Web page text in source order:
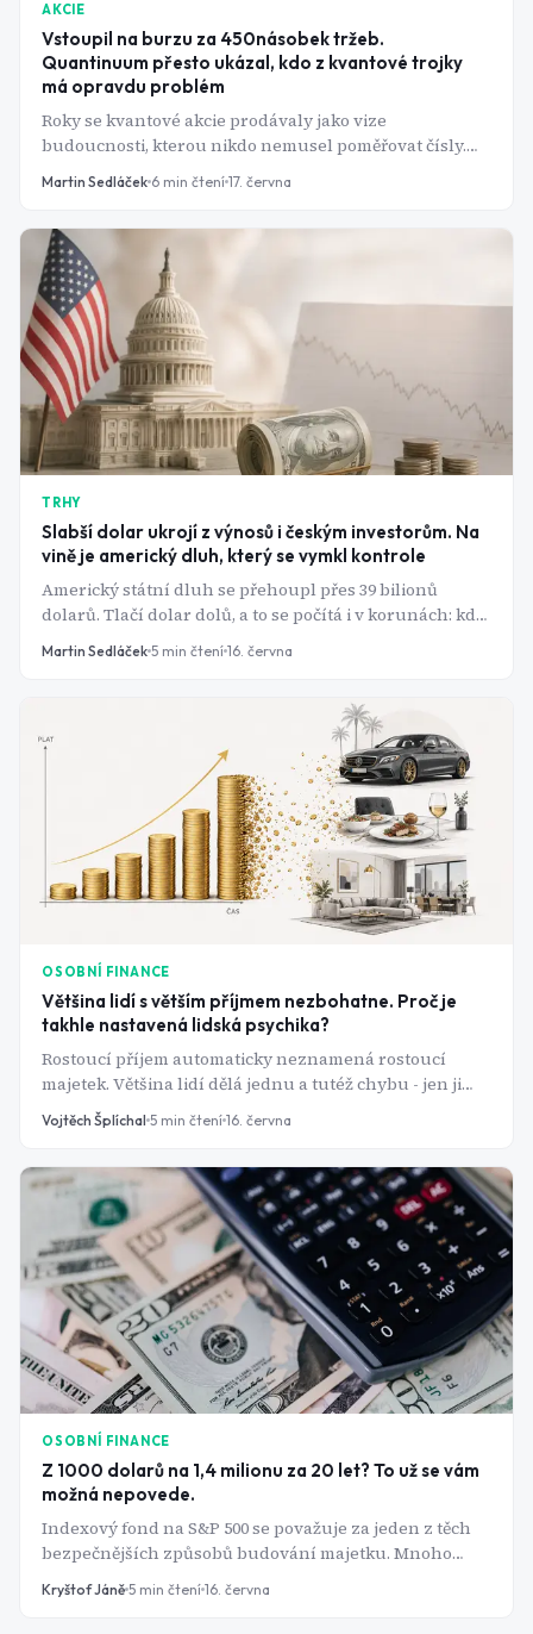
AKCIE
Vstoupil na burzu za 450násobek tržeb.
Quantinuum přesto ukázal, kdo z kvantové trojky
má opravdu problém
Roky se kvantové akcie prodávaly jako vize
budoucnosti, kterou nikdo nemusel poměřovat čísly.
Příchod Quantinuumu na Nasdaq to změnil.
Martin Sedláček 6 min čtení 17. června
TRHY
Slabší dolar ukrojí z výnosů i českým investorům. Na
vině je americký dluh, který se vymkl kontrole
Americký státní dluh se přehoupl přes 39 bilionů
dolarů. Tlačí dolar dolů, a to se počítá i v korunách: kdo
drží americké akcie nebo S&P 500 ETF, může i při
Martin Sedláček 5 min čtení 16. června
OSOBNÍ FINANCE
Většina lidí s větším příjmem nezbohatne. Proč je
takhle nastavená lidská psychika?
Rostoucí příjem automaticky neznamená rostoucí
majetek. Většina lidí dělá jednu a tutéž chybu - jen ji
nikdy nepojmenuje.
Vojtěch Šplíchal 5 min čtení 16. června
OSOBNÍ FINANCE
Z 1000 dolarů na 1,4 milionu za 20 let? To už se vám
možná nepovede.
Indexový fond na S&P 500 se považuje za jeden z těch
bezpečnějších způsobů budování majetku. Mnoho
investorů do tohoto fondu investuje pod vidinou
milionových zisků. Ty ale stojí na výnosu z jedné
Kryštof Jáně 5 min čtení 16. června